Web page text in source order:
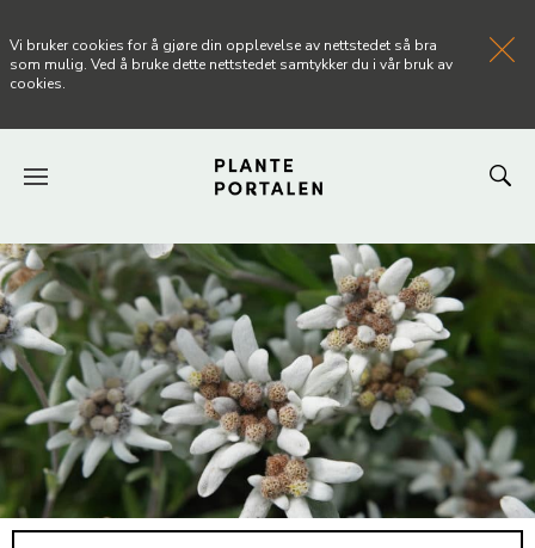
FORSIDEN
NYHETER
ARTIKLER
OM PLANTEPORTALEN
KONTAKT
Vi bruker cookies for å gjøre din opplevelse av nettstedet så bra
som mulig. Ved å bruke dette nettstedet samtykker du i vår bruk av
cookies.